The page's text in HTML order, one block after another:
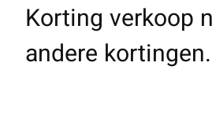
Korting verkoop
andere kortingen.